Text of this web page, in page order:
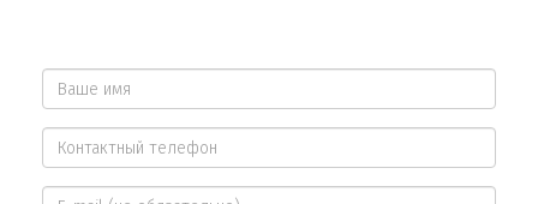
Ваше
имя
*
Контактный